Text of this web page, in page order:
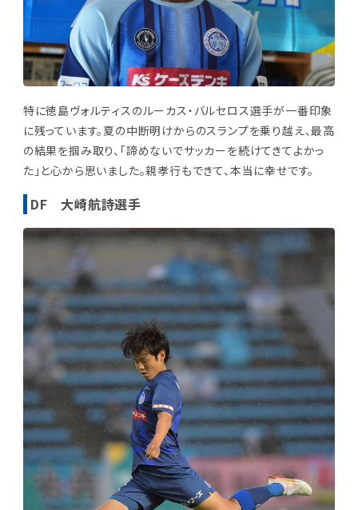
特に徳島ヴォルティスのルーカス・バルセロス選手が一番印象
に残っています。夏の中断明けからのスランプを乗り越え、最高
の結果を掴み取り、「諦めないでサッカーを続けてきてよかっ
た」と心から思いました。親孝行もできて、本当に幸せです。
DF 大崎航詩選手